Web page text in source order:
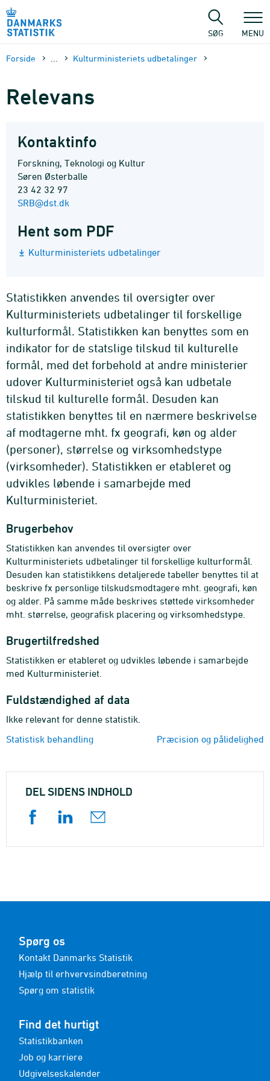
sidens
SØG MENU
Forside Kulturministeriets udbetalinger
Relevans
Kontaktinfo
Forskning, Teknologi og Kultur
Søren Østerballe
23 42 32 97
SRB@dst.dk
Hent som PDF
Kulturministeriets udbetalinger
Statistikken anvendes til oversigter over
Kulturministeriets udbetalinger til forskellige
kulturformål. Statistikken kan benyttes som en
indikator for de statslige tilskud til kulturelle
formål, med det forbehold at andre ministerier
udover Kulturministeriet også kan udbetale
tilskud til kulturelle formål. Desuden kan
statistikken benyttes til en nærmere beskrivelse
af modtagerne mht. fx geografi, køn og alder
(personer), størrelse og virksomhedstype
(virksomheder). Statistikken er etableret og
udvikles løbende i samarbejde med
Kulturministeriet.
Brugerbehov
Statistikken kan anvendes til oversigter over
Kulturministeriets udbetalinger til forskellige kulturformål.
Desuden kan statistikkens detaljerede tabeller benyttes til at
beskrive fx personlige tilskudsmodtagere mht. geografi, køn
og alder. På samme måde beskrives støttede virksomheder
mht. størrelse, geografisk placering og virksomhedstype.
Brugertilfredshed
Statistikken er etableret og udvikles løbende i samarbejde
med Kulturministeriet.
Fuldstændighed af data
Ikke relevant for denne statistik.
Statistisk behandling
Præcision og pålidelighed
DEL SIDENS INDHOLD
Spørg os
Kontakt Danmarks Statistik
Hjælp til erhvervsindberetning
Spørg om statistik
Find det hurtigt
Statistikbanken
Job og karriere
Udgivelseskalender